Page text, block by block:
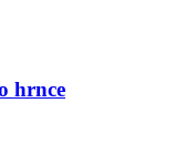
hrnce